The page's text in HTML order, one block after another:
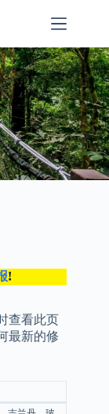
!
查看此页
最新的修